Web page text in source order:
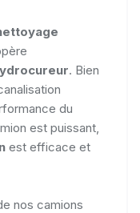
. Bien
du
est puissant,
est efficace et
nos camions